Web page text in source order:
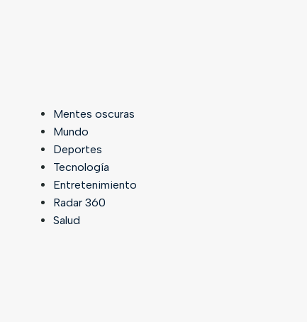
Mentes oscuras
Mundo
Deportes
Tecnología
Entretenimiento
Radar 360
Salud